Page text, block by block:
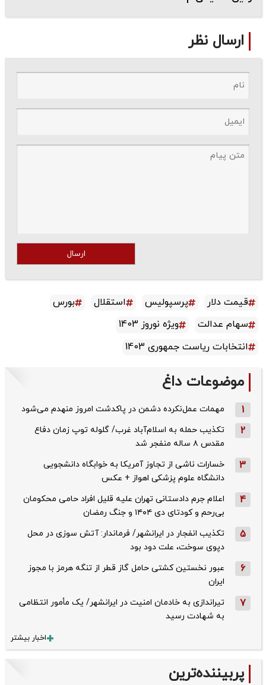
ارسال نظر
ارسال
قیمت دلار پرسپولیس استقلال
بورس
سهام عدالت
ویژه نوروز 1403
انتخابات ریاست جمهوری 1403
موضوعات داغ
1 مهمات عمل‌نکرده دشمن در پاکدشت امروز منهدم می‌شود
2
تکذیب حمله به اسلام‌آباد غرب/ گلوله توپ زمان دفاع
مقدس ۸ ساله منفجر شد
3
خسارات ناشی از تجاوز آمریکا به خوابگاه دانشجویی
دانشگاه علوم پزشکی اهواز + عکس
4
اعلام جرم دادستانی تهران علیه قلیل افراد حامی محکومان
بی‌رحم و کودتای دی‌ ۱۴۰۴ و جنگ رمضان
5
تکذیب ‌انفجار در ایرانشهر/ فرماندار: آتش سوزی در محل
دپوی سوخت، علت دود بود
6
عبور نخستین کشتی حامل گاز قطر از تنگه هرمز با مجوز
ایران
7
تیراندازی به خادمان امنیت در ایرانشهر/ یک مأمور انتظامی
به شهادت رسید
اخبار بیشتر
پربیننده‌ترین